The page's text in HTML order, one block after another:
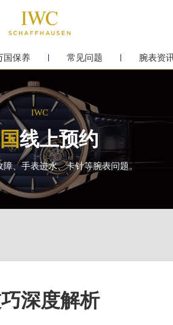
国保养 常见问题 腕表资
IWC
线上预约
障、手表进水、卡针等腕表问题。
深度解析